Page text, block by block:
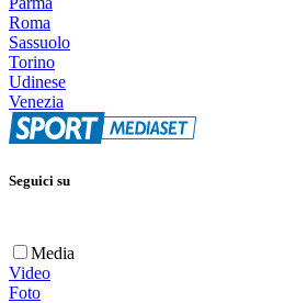
Roma
Sassuolo
Torino
Udinese
Venezia
Seguici su
Media
Video
Foto